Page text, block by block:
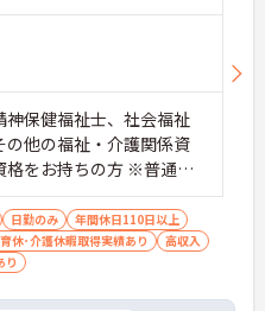
保健福祉士、社会福祉
の他の福祉・介護関係資
をお持ちの方 ※普通自
限定可）あれば尚可
日勤のみ
年間休日110日以上
休･介護休暇取得実績あり
高収入
り